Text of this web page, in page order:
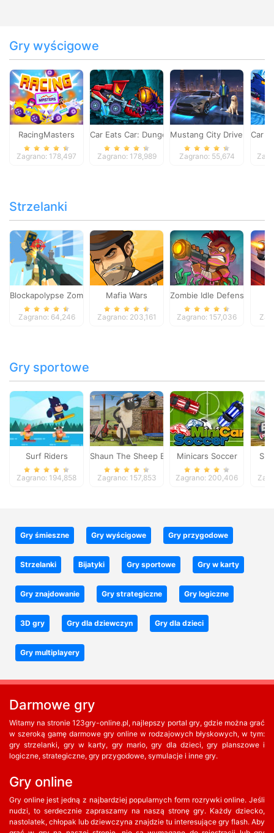
Gry wyścigowe
RacingMasters
Zagrano: 178,497
Car Eats Car: Dungeon Adventure
Zagrano: 178,989
Mustang City Driver
Zagrano: 55,674
Car
Strzelanki
Blockapolypse Zombie Shooter
Zagrano: 64,246
Mafia Wars
Zagrano: 203,161
Zombie Idle Defense
Zagrano: 157,036
Gry sportowe
Surf Riders
Zagrano: 194,858
Shaun The Sheep Baahmy Golf
Zagrano: 157,853
Minicars Soccer
Zagrano: 200,406
Gry śmieszne Gry wyścigowe Gry przygodowe
Strzelanki Bijatyki Gry sportowe Gry w karty
Gry znajdowanie Gry strategiczne Gry logiczne
3D gry Gry dla dziewczyn Gry dla dzieci
Gry multiplayery
Darmowe gry
Witamy na stronie 123gry-online.pl, najlepszy portal gry, gdzie można grać
w szeroką gamę darmowe gry online w rodzajowych błyskowych, w tym:
gry strzelanki, gry w karty, gry mario, gry dla dzieci, gry planszowe i
logiczne, strategiczne, gry przygodowe, symulacje i inne gry.
Gry online
Gry online jest jedną z najbardziej popularnych form rozrywki online. Jeśli
nudzi, to serdecznie zapraszamy na naszą stronę gry. Każdy dziecko,
nastolatek, chłopak lub dziewczyna znajdzie tu interesujące gry flash. Aby